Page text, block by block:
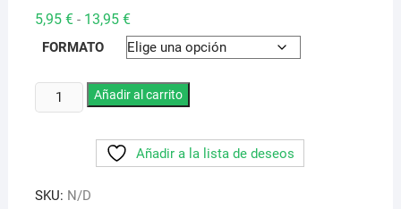
5,95 € - 13,95 €Rango
precios:
desde
hasta
13,95 €
FORMATO
Protec
10.
en
Añadir al carrito
Añadir a la lista de deseos
SKU: N/D